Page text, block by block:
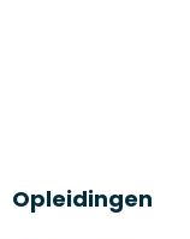
Opleidingen